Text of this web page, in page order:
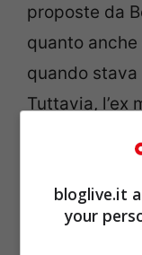
proposte da
quanto
quando stava
Tuttavia, l’ex
come non ci
giungere a
Ma un
bloglive.it
your